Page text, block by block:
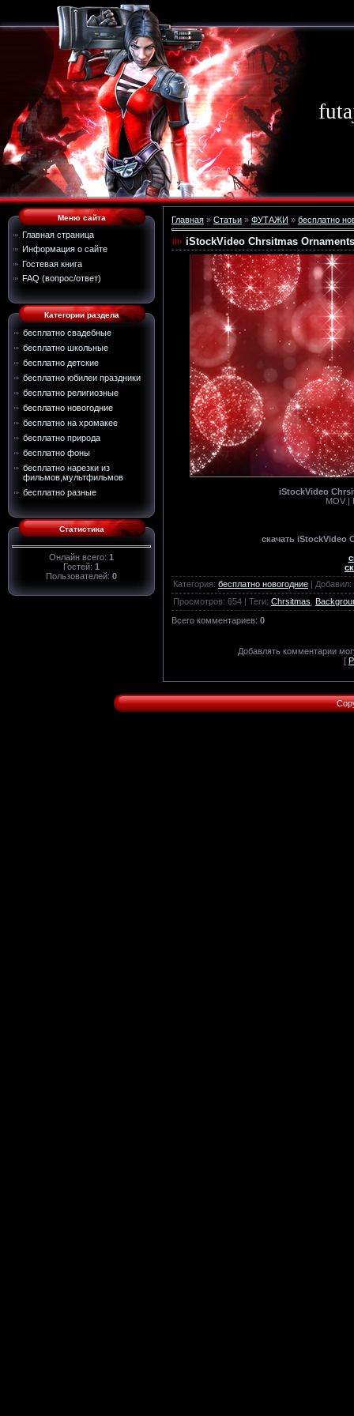
Меню сайта
Главная страница
Информация о сайте
Гостевая книга
FAQ (вопрос/ответ)
Категории раздела
бесплатно свадебные
бесплатно школьные
бесплатно детские
бесплатно юбилеи праздники
бесплатно религиозные
бесплатно новогодние
бесплатно на хромакее
бесплатно природа
бесплатно фоны
бесплатно нарезки из
фильмов,мультфильмов
бесплатно разные
Статистика
Онлайн всего: 1
Гостей: 1
Пользователей: 0
Главная » Статьи » ФУТАЖИ » бесплатно
iStockVideo Chrsitmas
iStockVideo
MOV |
скачать iStockVideo
Категория: бесплатно новогодние | Добавил:
Просмотров: 654 | Теги: Chrsitmas
Всего комментариев: 0
Добавлять комментарии
[